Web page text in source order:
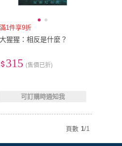
滿1件享9折
大猩猩：相反是什麼？
315 (售價已折)
可訂購時通知我
頁數 1/1